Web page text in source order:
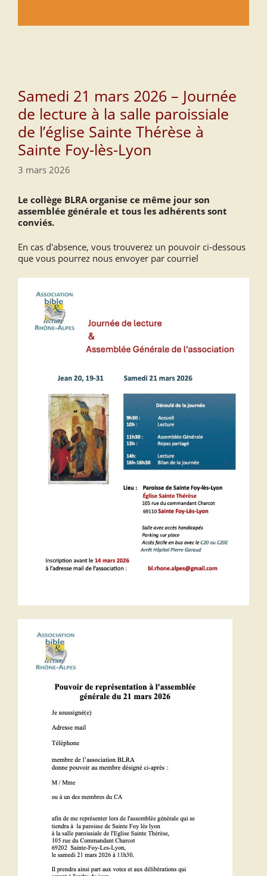
Samedi 21 mars 2026 – Journée
de lecture à la salle paroissiale
de l’église Sainte Thérèse à
Sainte Foy-lès-Lyon
3 mars 2026
Le collège BLRA organise ce même jour son
assemblée générale et tous les adhérents sont
conviés.
En cas d'absence, vous trouverez un pouvoir ci-dessous
que vous pourrez nous envoyer par courriel